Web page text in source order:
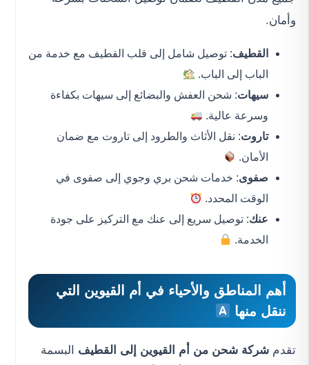
وأمان.
القطيف: توصيل شامل إلى قلب القطيف مع خدمة من
الباب إلى الباب.
سيهات: شحن العفش والبضائع إلى سيهات بكفاءة
وسرعة عالية.
تاروت: نقل الأثاث والطرود إلى تاروت مع ضمان
الأمان.
صفوى: خدمات شحن بري وجوي إلى صفوى في
الوقت المحدد.
عنك: توصيل سريع إلى عنك مع التركيز على جودة
الخدمة.
أهم المناطق والأحياء في أم القيوين التي
ننقل منها
تقدم شركة شحن من أم القيوين إلى القطيف البسمة